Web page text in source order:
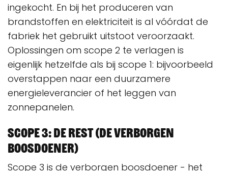
ingekocht. En bij het produceren van
brandstoffen en elektriciteit is al vóórdat de
fabriek het gebruikt uitstoot veroorzaakt.
Oplossingen om scope 2 te verlagen is
eigenlijk hetzelfde als bij scope 1: bijvoorbeeld
overstappen naar een duurzamere
energieleverancier of het leggen van
zonnepanelen.
Scope 3: de rest (de verborgen
boosdoener)
Scope 3 is de verborgen boosdoener - het